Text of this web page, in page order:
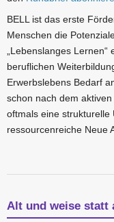
BELL ist das erste
Menschen die
„Lebenslanges
beruflichen
Erwerbslebens Bedarf
schon nach dem
oftmals eine strukturelle
ressourcenreiche Neue
Alt und weise statt